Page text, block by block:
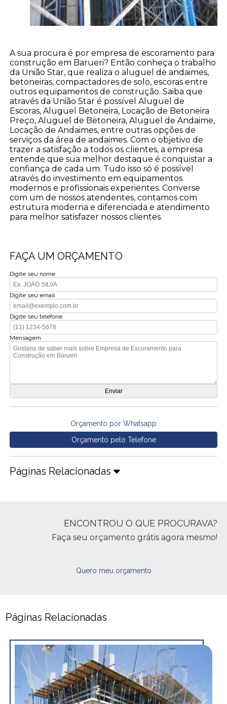
A sua procura é por empresa de escoramento para
construção em Barueri? Então conheça o trabalho
da União Star, que realiza o aluguel de andaimes,
betoneiras, compactadores de solo, escoras entre
outros equipamentos de construção. Saiba que
através da União Star é possível Aluguel de
Escoras, Aluguel Betoneira, Locação de Betoneira
Preço, Aluguel de Betoneira, Aluguel de Andaime,
Locação de Andaimes, entre outras opções de
serviços da área de andaimes. Com o objetivo de
trazer a satisfação a todos os clientes, a empresa
entende que sua melhor destaque é conquistar a
confiança de cada um. Tudo isso só é possível
através do investimento em equipamentos
modernos e profissionais experientes. Converse
com um de nossos atendentes, contamos com
estrutura moderna e diferenciada e atendimento
para melhor satisfazer nossos clientes.
FAÇA UM ORÇAMENTO
Digite seu nome
Digite seu email
Digite seu telefone
Mensagem
Orçamento por Whatsapp
Orçamento pelo Telefone
Páginas Relacionadas
ENCONTROU O QUE PROCURAVA?
Faça seu orçamento grátis agora mesmo!
Quero meu orçamento
Páginas Relacionadas